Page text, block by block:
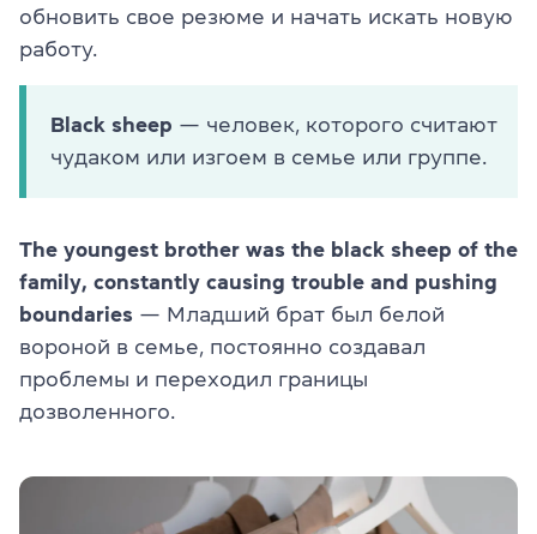
обновить свое резюме и начать искать новую
работу.
Black sheep — человек, которого считают
чудаком или изгоем в семье или группе.
The youngest brother was the black sheep of the
family, constantly causing trouble and pushing
boundaries — Младший брат был белой
вороной в семье, постоянно создавал
проблемы и переходил границы
дозволенного.